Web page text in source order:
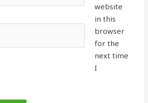
website
in this
browser
for the
next time
I